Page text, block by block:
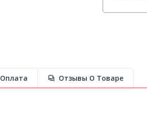
Оплата Отзывы О Товаре